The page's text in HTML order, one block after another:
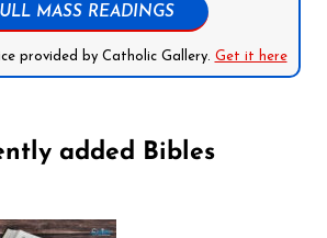
MASS READINGS
provided by Catholic Gallery. Get it here
added Bibles